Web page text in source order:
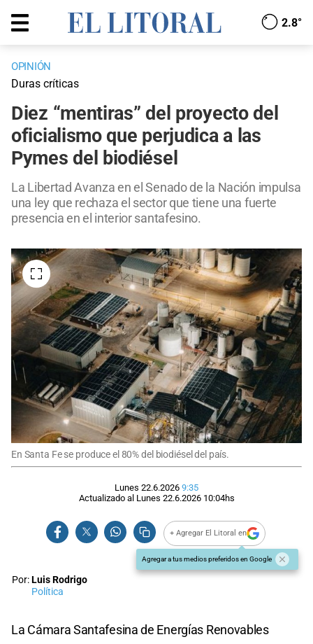
2.8°
OPINIÓN
Duras críticas
Diez “mentiras” del proyecto del
oficialismo que perjudica a las
Pymes del biodiésel
La Libertad Avanza en el Senado de la Nación impulsa
una ley que rechaza el sector que tiene una fuerte
presencia en el interior santafesino.
En Santa Fe se produce el 80% del biodiésel del país.
Lunes 22.6.2026 9:35
Actualizado al Lunes 22.6.2026 10:04hs
+ Agregar El Litoral en
Agregar a tus medios preferidos en Google
Por:Luis Rodrigo
Política
La Cámara Santafesina de Energías Renovables